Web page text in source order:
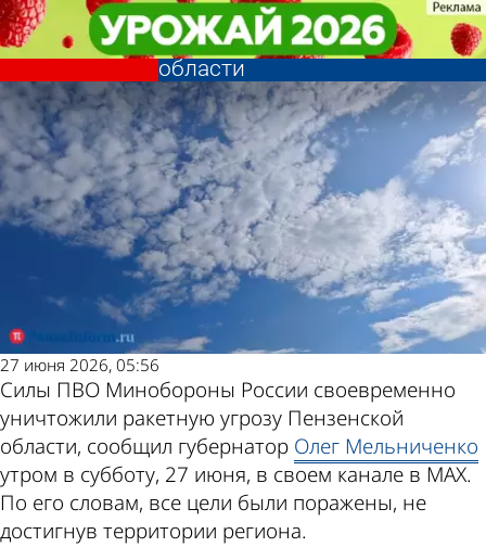
Силы ПВО уничтожили
ракетную угрозу Пензенской
области
Происшествия
27 июня 2026, 05:56
Силы ПВО Минобороны России своевременно
уничтожили ракетную угрозу Пензенской
области, сообщил губернатор Олег Мельниченко
утром в субботу, 27 июня, в своем канале в МАХ.
По его словам, все цели были поражены, не
достигнув территории региона.
Силы ПВО уничтожили
ракетную угрозу Пензенской
области
Происшествия
Другие новости по
теме
Погода и курсы
валют в Пензе